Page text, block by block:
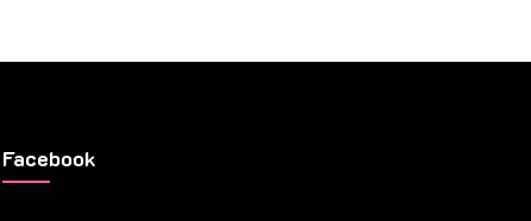
Facebook